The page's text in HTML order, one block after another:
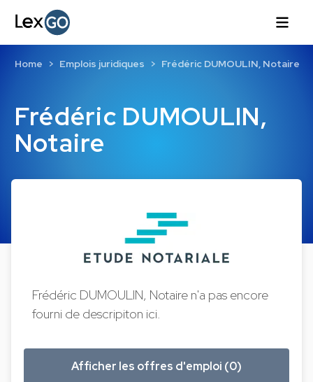
Frédéric DUMOULIN,
Notaire
Home Emplois juridiques Frédéric DUMOULIN, Notaire
Frédéric DUMOULIN, Notaire n'a pas encore
fourni de descripiton ici.
Afficher les offres d'emploi (0)